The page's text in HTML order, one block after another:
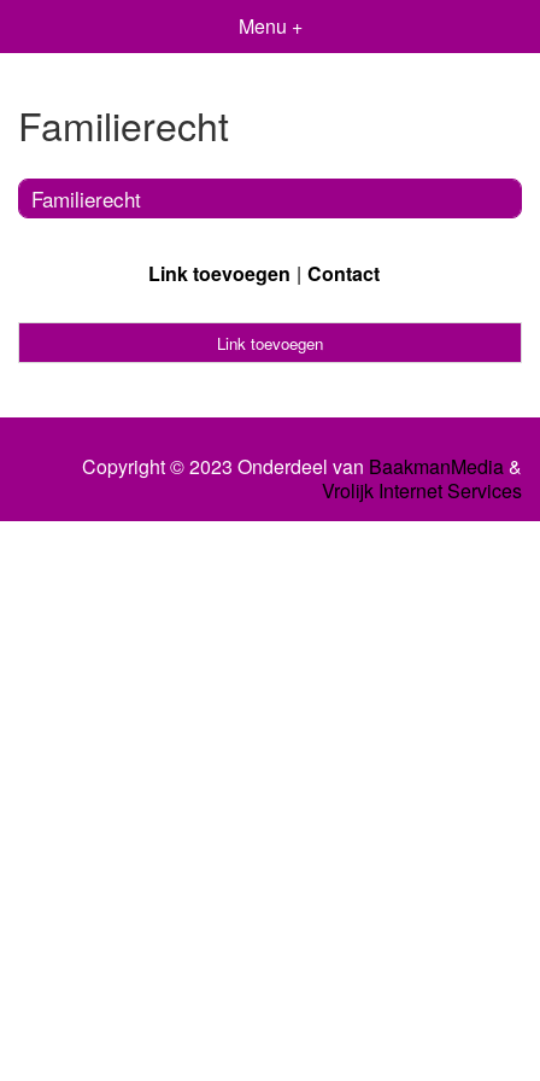
Menu +
Familierecht
Familierecht
Link toevoegen Contact
Link toevoegen
Copyright © 2023 Onderdeel van BaakmanMedia&
Vrolijk Internet Services